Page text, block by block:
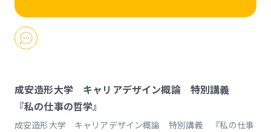
成安造形大学 キャリアデザイン概論 特別講義
『私の仕事の哲学』
成安造形大学 キャリアデザイン概論 特別講義 『私の仕事